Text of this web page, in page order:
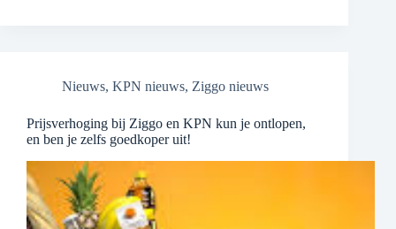
Nieuws, KPN nieuws, Ziggo nieuws
Prijsverhoging bij Ziggo en KPN kun je ontlopen,
en ben je zelfs goedkoper uit!